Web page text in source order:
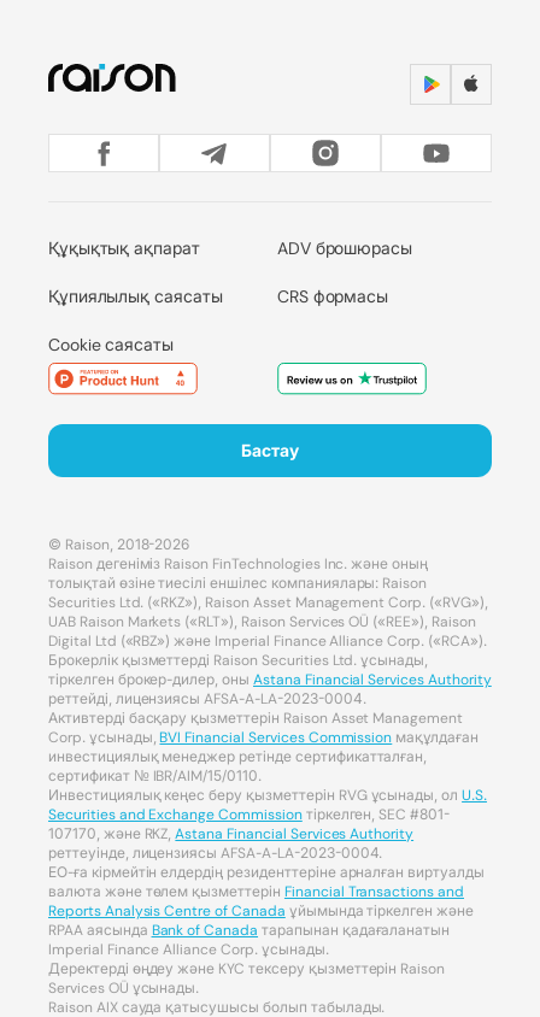
Құқықтық ақпарат
Құпиялылық саясаты
Cookie саясаты
ADV брошюрасы
CRS формасы
Бастау
© Raison, 2018-2026
Raison дегеніміз Raison FinTechnologies Inc. және оның
толықтай өзіне тиесілі еншілес компаниялары: Raison
Securities Ltd. («RKZ»), Raison Asset Management Corp. («RVG»),
UAB Raison Markets («RLT»), Raison Services OÜ («REE»), Raison
Digital Ltd («RBZ») және Imperial Finance Alliance Corp. («RCA»).
Брокерлік қызметтерді Raison Securities Ltd. ұсынады,
тіркелген брокер-дилер, оны Astana Financial Services Authority
реттейді, лицензиясы AFSA-A-LA-2023-0004.
Активтерді басқару қызметтерін Raison Asset Management
Corp. ұсынады,BVI Financial Services Commission мақұлдаған
инвестициялық менеджер ретінде сертификатталған,
сертификат № IBR/AIM/15/0110.
Инвестициялық кеңес беру қызметтерін RVG ұсынады, олU.S.
Securities and Exchange Commissionтіркелген, SEC #801-
107170, және RKZ, Astana Financial Services Authority
реттеуінде, лицензиясы AFSA-A-LA-2023-0004.
ЕО-ға кірмейтін елдердің резиденттеріне арналған виртуалды
валюта және төлем қызметтерін Financial Transactions and
Reports Analysis Centre of Canada ұйымында тіркелген және
RPAA аясында Bank of Canada тарапынан қадағаланатын
Imperial Finance Alliance Corp. ұсынады.
Деректерді өңдеу және KYC тексеру қызметтерін Raison
Services OÜ ұсынады.
Raison AIX сауда қатысушысы болып табылады.